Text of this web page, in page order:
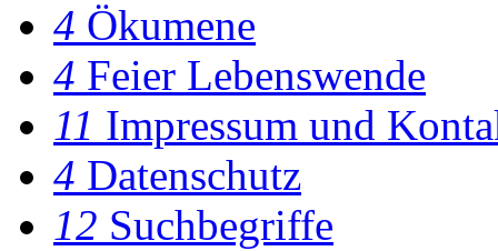
4 Ökumene
4 Feier Lebenswende
11 Impressum und
4 Datenschutz
12 Suchbegriffe